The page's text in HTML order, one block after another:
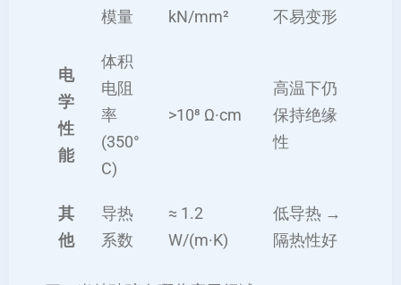
模量
kN/mm²
不易变形
电
学
性
能
体积
电阻
率
(350°
C)
>10⁸ Ω·cm
高温下仍
保持绝缘
性
其
他
导热
系数
≈ 1.2
W/(m·K)
低导热 →
隔热性好